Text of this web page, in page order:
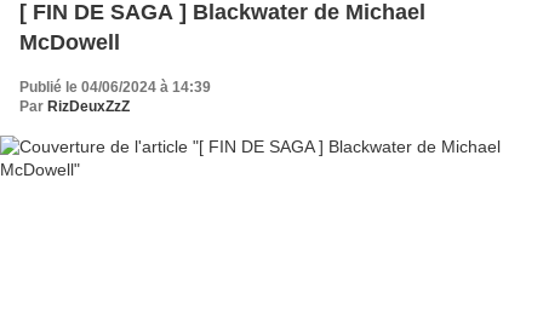
[ FIN DE SAGA ] Blackwater de Michael
McDowell
Publié le 04/06/2024 à 14:39
Par RizDeuxZzZ